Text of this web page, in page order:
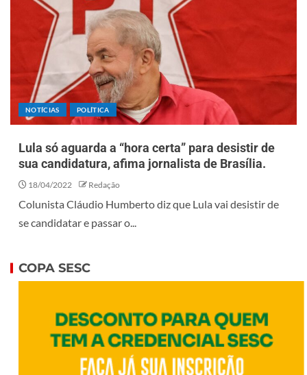
NOTÍCIAS POLÍTICA
Lula só aguarda a “hora certa” para desistir de
sua candidatura, afima jornalista de Brasília.
18/04/2022 Redação
Colunista Cláudio Humberto diz que Lula vai desistir de
se candidatar e passar o...
COPA SESC